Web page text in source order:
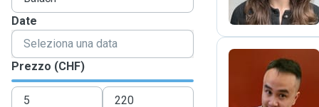
Date
Prezzo (CHF)
T